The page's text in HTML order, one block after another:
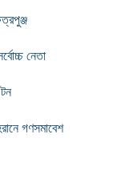
নেতা
গণসমাবেশ